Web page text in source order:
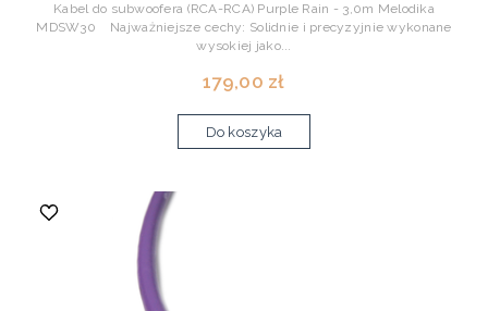
Kabel do subwoofera (RCA-RCA) Purple Rain - 3,0m Melodika
MDSW30 Najważniejsze cechy: Solidnie i precyzyjnie wykonane
wysokiej jako...
179,00 zł
Do koszyka